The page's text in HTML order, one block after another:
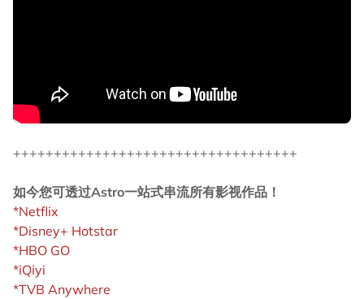
+++++++++++++++++++++++++++++++++++
如今您可透过Astro一站式串流所有影视作品！
*Netflix
*Disney+ Hotstar
*HBO GO
*iQiyi
*TVB Anywhere